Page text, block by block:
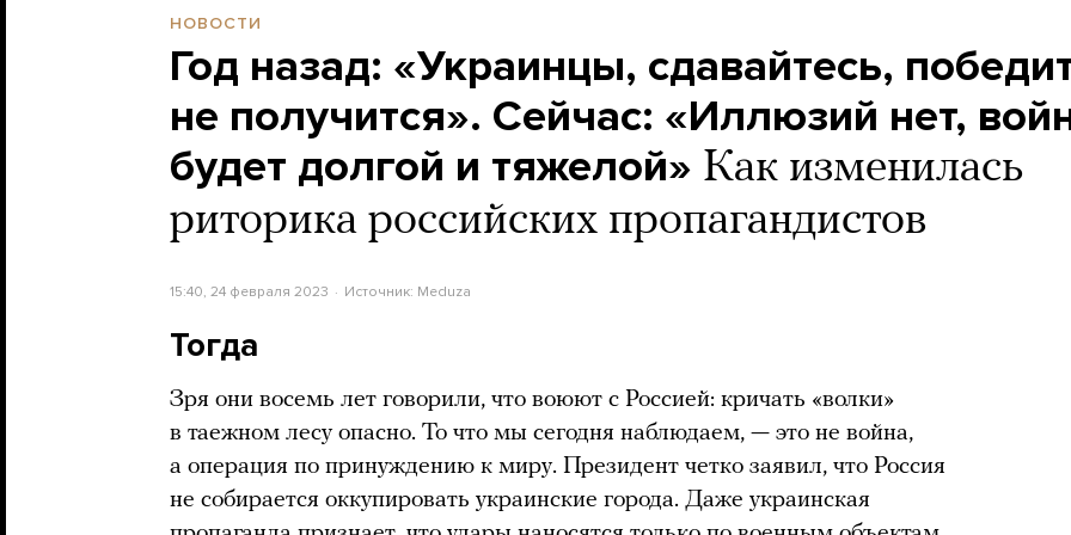
НОВОСТИ
Год назад: «Украинцы, сдавайтесь,
не получится». Сейчас: «Иллюзий нет,
будет долгой и тяжелой» Как изменилась
риторика российских пропагандистов
15:40, 24 февраля 2023 Источник: Meduza
Тогда
Зря они восемь лет говорили, что воюют с Россией: кричать «волки»
в таежном лесу опасно. То что мы сегодня наблюдаем, — это не война,
а операция по принуждению к миру. Президент четко заявил, что Россия
не собирается оккупировать украинские города. Даже украинская